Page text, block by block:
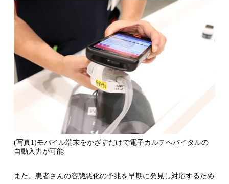
(写真1)モバイル端末をかざすだけで電子カルテへバイタルの
自動入力が可能
また、患者さんの容態悪化の予兆を早期に発見し対応するため